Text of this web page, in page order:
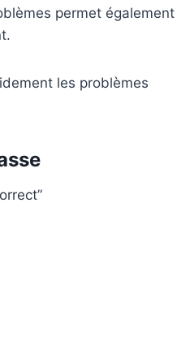
permet également
les problèmes